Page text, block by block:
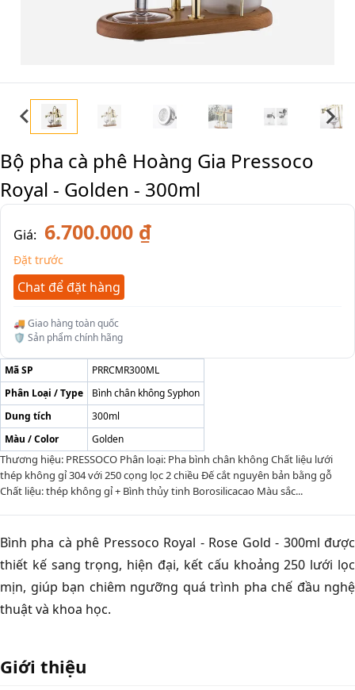
Bộ pha cà phê Hoàng Gia Pressoco
Royal - Golden - 300ml
Giá: 6.700.000 ₫
Đặt trước
Chat để đặt hàng
🚚 Giao hàng toàn quốc
🛡️ Sản phẩm chính hãng
Mã SP
PRRCMR300ML
Phân Loại / Type
Bình chân không Syphon
Dung tích
300ml
Màu / Color
Golden
Thương hiệu: PRESSOCO Phân loại: Pha bình chân không Chất liệu lưới
thép không gỉ 304 với 250 cọng lọc 2 chiều Đế cắt nguyên bản bằng gỗ
Chất liệu: thép không gỉ + Bình thủy tinh Borosilicacao Màu sắc...
Bình pha cà phê Pressoco Royal - Rose Gold - 300ml được
thiết kế sang trọng, hiện đại, kết cấu khoảng 250 lưới lọc
mịn, giúp bạn chiêm ngưỡng quá trình pha chế đầu nghệ
thuật và khoa học.
Giới thiệu